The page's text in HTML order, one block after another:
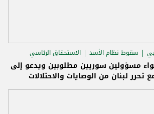
سقوط نظام الأسد الاستحقاق الرئاسي
مسؤولين سوريين مطلوبين ويدعو إلى
لبنان من الوصايات والاحتلالات